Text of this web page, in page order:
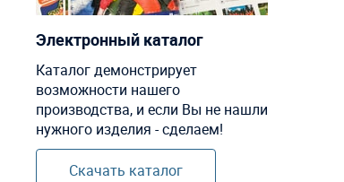
Электронный каталог
Каталог демонстрирует
возможности нашего
производства, и если Вы не нашли
нужного изделия - сделаем!
Скачать каталог